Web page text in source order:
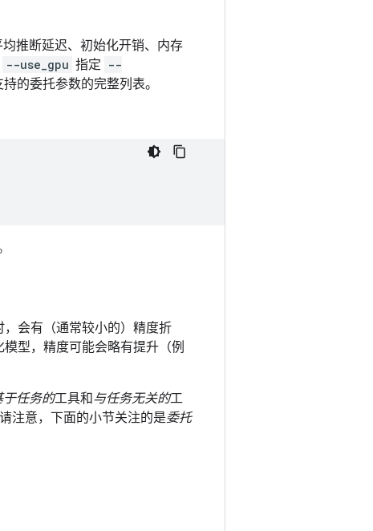
推断延迟、初始化开销、内存
--use_gpu 指定 --
的委托参数的完整列表。
会有（通常较小的）精度折
型，精度可能会略有提升（例
于任务的工具和与任务无关的工
注意，下面的小节关注的是委托